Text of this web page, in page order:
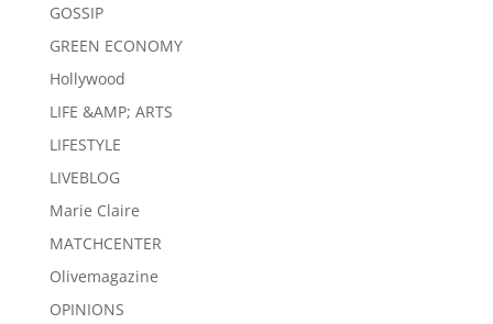
GOSSIP
GREEN ECONOMY
Hollywood
LIFE &AMP; ARTS
LIFESTYLE
LIVEBLOG
Marie Claire
MATCHCENTER
Olivemagazine
OPINIONS